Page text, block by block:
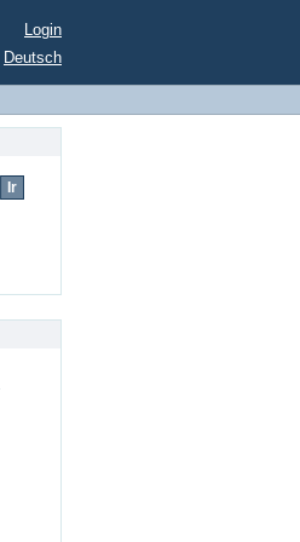
Login
Deutsch